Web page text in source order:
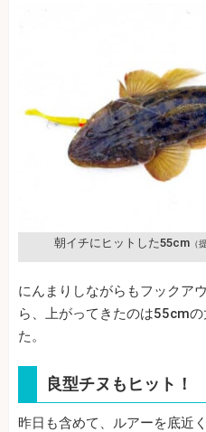
朝イチにヒットした55cm （
にんまりしながらもフックア
ら、上がってきたのは55cm
た。
良型チヌもヒット！
昨日も含めて、ルアーを底近